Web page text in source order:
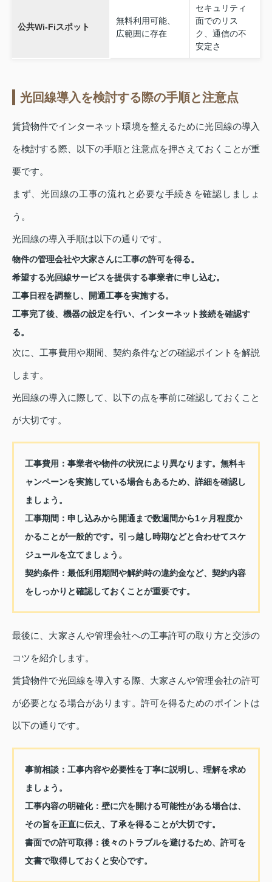
公共Wi-Fiスポット
無料利用可能、
広範囲に存在
セキュリティ
面でのリス
ク、通信の不
安定さ
光回線導入を検討する際の手順と注意点
賃貸物件でインターネット環境を整えるために光回線の導入
を検討する際、以下の手順と注意点を押さえておくことが重
要です。
まず、光回線の工事の流れと必要な手続きを確認しましょ
う。
光回線の導入手順は以下の通りです。
物件の管理会社や大家さんに工事の許可を得る。
希望する光回線サービスを提供する事業者に申し込む。
工事日程を調整し、開通工事を実施する。
工事完了後、機器の設定を行い、インターネット接続を確認す
る。
次に、工事費用や期間、契約条件などの確認ポイントを解説
します。
光回線の導入に際して、以下の点を事前に確認しておくこと
が大切です。
工事費用： 事業者や物件の状況により異なります。無料キ
ャンペーンを実施している場合もあるため、詳細を確認し
ましょう。
工事期間： 申し込みから開通まで数週間から1ヶ月程度か
かることが一般的です。引っ越し時期などと合わせてスケ
ジュールを立てましょう。
契約条件： 最低利用期間や解約時の違約金など、契約内容
をしっかりと確認しておくことが重要です。
最後に、大家さんや管理会社への工事許可の取り方と交渉の
コツを紹介します。
賃貸物件で光回線を導入する際、大家さんや管理会社の許可
が必要となる場合があります。許可を得るためのポイントは
以下の通りです。
事前相談： 工事内容や必要性を丁寧に説明し、理解を求め
ましょう。
工事内容の明確化： 壁に穴を開ける可能性がある場合は、
その旨を正直に伝え、了承を得ることが大切です。
書面での許可取得： 後々のトラブルを避けるため、許可を
文書で取得しておくと安心です。